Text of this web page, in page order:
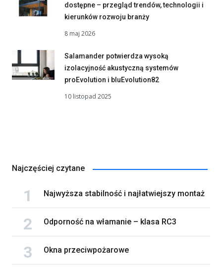
dostępne – przegląd trendów, technologii i
kierunków rozwoju branży
8 maj 2026
Salamander potwierdza wysoką
izolacyjność akustyczną systemów
proEvolution i bluEvolution82
10 listopad 2025
Najczęściej czytane
Najwyższa stabilność i najłatwiejszy montaż
Odporność na włamanie – klasa RC3
Okna przeciwpożarowe